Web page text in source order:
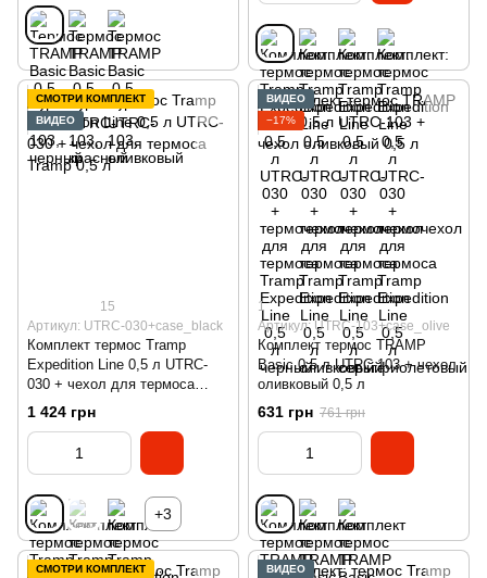
СМОТРИ КОМПЛЕКТ
ВИДЕО
15
Артикул: UTRC-030+case_black
Комплект термос Tramp
Expedition Line 0,5 л UTRC-
030 + чехол для термоса
Tramp 0,5 л
1 424 грн
+3
ВИДЕО
−17%
1
Артикул: UTRC-103+case_olive
Комплект термос TRAMP
Basic 0,5 л UTRC-103 + чехол
оливковый 0,5 л
631 грн 761 грн
СМОТРИ КОМПЛЕКТ
ВИДЕО